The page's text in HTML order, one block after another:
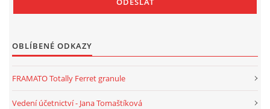
OBLÍBENÉ ODKAZY
FRAMATO Totally Ferret granule
Vedení účetnictví - Jana Tomaštíková